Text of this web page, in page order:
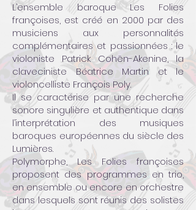
L’ensemble baroque Les Folies
françoises, est créé en 2000 par des
musiciens aux personnalités
complémentaires et passionnées : le
violoniste Patrick Cohën-Akenine, la
claveciniste Béatrice Martin et le
violoncelliste François Poly.
Il se caractérise par une recherche
sonore singulière et authentique dans
l’interprétation des musiques
baroques européennes du siècle des
Lumières.
Polymorphe, Les Folies françoises
proposent des programmes en trio,
en ensemble ou encore en orchestre
dans lesquels sont réunis des solistes